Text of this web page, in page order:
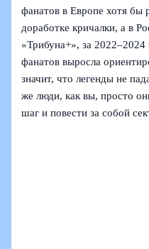
фанатов в Европе хотя бы
доработке кричалки, а в
«Трибуна+», за
фанатов выросла
значит, что легенды не
же люди, как вы, просто
шаг и повести за собой